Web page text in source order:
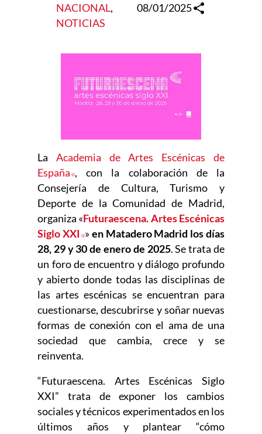
NACIONAL
NOTICIAS
08/01/2025
La Academia de Artes Escénicas de
España Abre en nueva ventana
, con la colaboración de la
Consejería de Cultura, Turismo y
Deporte de la Comunidad de Madrid,
organiza «Futuraescena. Artes Escénicas
Siglo XXI Abre en nueva ventana
» en Matadero Madrid los días
28, 29 y 30 de enero de 2025. Se trata de
un foro de encuentro y diálogo profundo
y abierto donde todas las disciplinas de
las artes escénicas se encuentran para
cuestionarse, descubrirse y soñar nuevas
formas de conexión con el ama de una
sociedad que cambia, crece y se
reinventa.
“Futuraescena. Artes Escénicas Siglo
XXI” trata de exponer los cambios
sociales y técnicos experimentados en los
últimos años y plantear “cómo